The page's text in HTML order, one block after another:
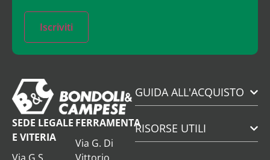
Iscriviti
SEDE LEGALE
E VITERIA
Via G.S.
FERRAMENTA
Via G. Di
Vittorio
GUIDA ALL'ACQUISTO
RISORSE UTILI